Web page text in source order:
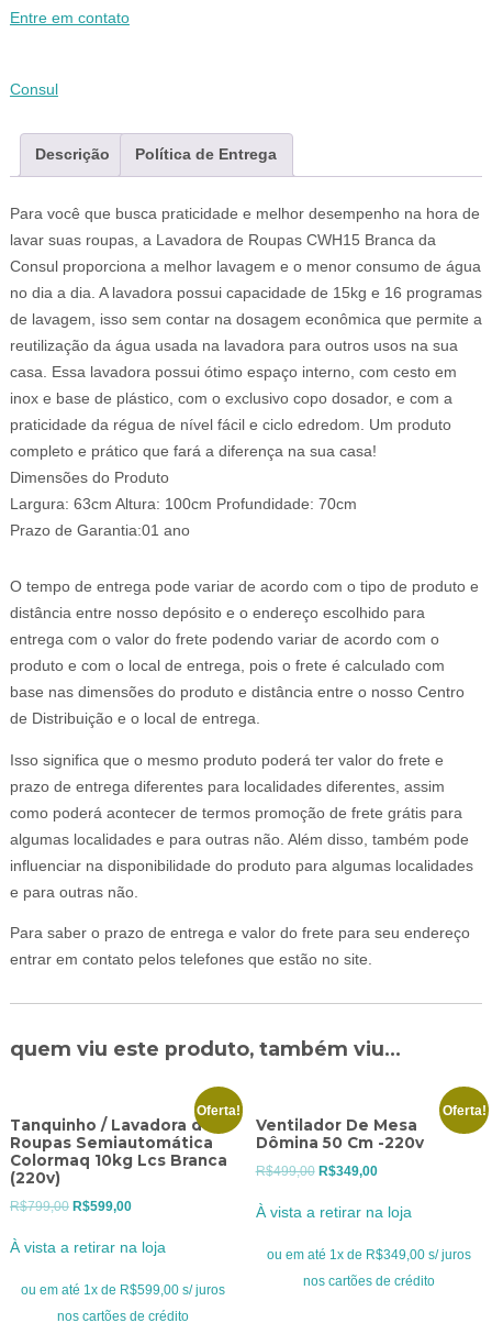
Entre em contato
Consul
Descrição Política de Entrega
Para você que busca praticidade e melhor desempenho na hora de
lavar suas roupas, a Lavadora de Roupas CWH15 Branca da
Consul proporciona a melhor lavagem e o menor consumo de água
no dia a dia. A lavadora possui capacidade de 15kg e 16 programas
de lavagem, isso sem contar na dosagem econômica que permite a
reutilização da água usada na lavadora para outros usos na sua
casa. Essa lavadora possui ótimo espaço interno, com cesto em
inox e base de plástico, com o exclusivo copo dosador, e com a
praticidade da régua de nível fácil e ciclo edredom. Um produto
completo e prático que fará a diferença na sua casa!
Dimensões do Produto
Largura: 63cm Altura: 100cm Profundidade: 70cm
Prazo de Garantia:01 ano
O tempo de entrega pode variar de acordo com o tipo de produto e
distância entre nosso depósito e o endereço escolhido para
entrega com o valor do frete podendo variar de acordo com o
produto e com o local de entrega, pois o frete é calculado com
base nas dimensões do produto e distância entre o nosso Centro
de Distribuição e o local de entrega.
Isso significa que o mesmo produto poderá ter valor do frete e
prazo de entrega diferentes para localidades diferentes, assim
como poderá acontecer de termos promoção de frete grátis para
algumas localidades e para outras não. Além disso, também pode
influenciar na disponibilidade do produto para algumas localidades
e para outras não.
Para saber o prazo de entrega e valor do frete para seu endereço
entrar em contato pelos telefones que estão no site.
quem viu este produto, também viu...
Oferta!
Tanquinho / Lavadora de
Roupas Semiautomática
Colormaq 10kg Lcs Branca
(220v)
R$799,00 O
era:
R$799,00.
R$599,00O
atual
é:
R$599,00.
À vista a retirar na loja
ou em até 1x de R$599,00 s/ juros
nos cartões de crédito
Oferta!
Ventilador De Mesa
Dômina 50 Cm -220v
R$499,00 O
era:
R$499,00.
R$349,00O
atual
é:
R$349,00.
À vista a retirar na loja
ou em até 1x de R$349,00 s/ juros
nos cartões de crédito